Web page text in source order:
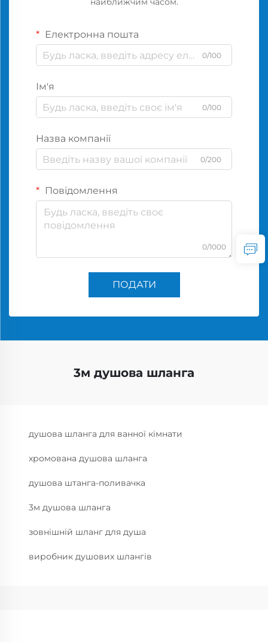
Електронна пошта
0/100
Ім'я
0/100
Назва компанії
0/200
Повідомлення
0/1000
ПОДАТИ
3м душова шланга
душова шланга для ванної кімнати
хромована душова шланга
душова штанга-поливачка
3м душова шланга
зовнішній шланг для душа
виробник душових шлангів